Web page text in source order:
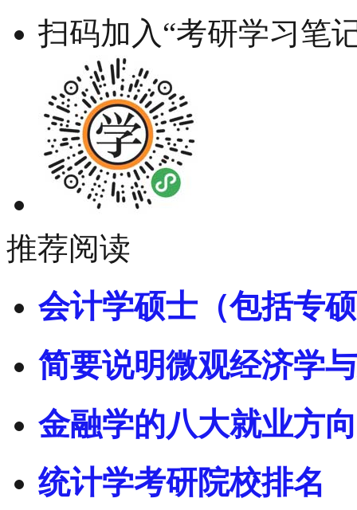
扫码加入“考研学习笔
推荐阅读
会计学硕士（包括专
简要说明微观经济学
金融学的八大就业方
统计学考研院校排名